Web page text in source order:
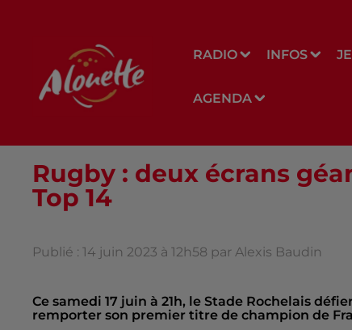
RADIO INFOS
AGENDA
Rugby : deux écrans
Top 14
Publié : 14 juin 2023 à 12h58 par Alexis Baudin
Ce samedi 17 juin à 21h, le Stade Rochelais
remporter son premier titre de champion de